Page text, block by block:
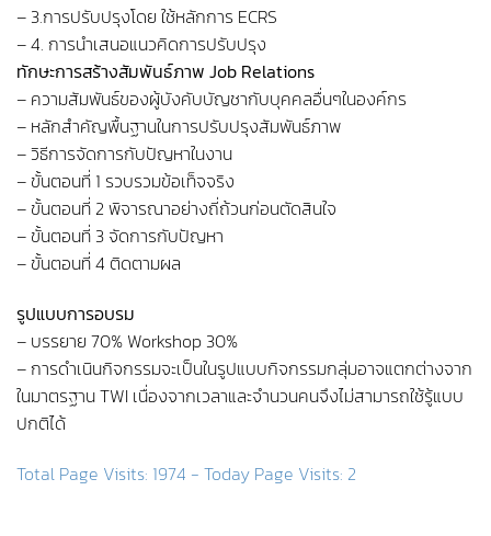
– 3.การปรับปรุงโดย ใช้หลักการ ECRS
– 4. การนำเสนอแนวคิดการปรับปรุง
ทักษะการสร้างสัมพันธ์ภาพ Job Relations
– ความสัมพันธ์ของผู้บังคับบัญชากับบุคคลอื่นๆในองค์กร
– หลักสำคัญพื้นฐานในการปรับปรุงสัมพันธ์ภาพ
– วิธีการจัดการกับปัญหาในงาน
– ขั้นตอนที่ 1 รวบรวมข้อเท็จจริง
– ขั้นตอนที่ 2 พิจารณาอย่างถี่ถ้วนก่อนตัดสินใจ
– ขั้นตอนที่ 3 จัดการกับปัญหา
– ขั้นตอนที่ 4 ติดตามผล
รูปแบบการอบรม
– บรรยาย 70% Workshop 30%
– การดำเนินกิจกรรมจะเป็นในรูปแบบกิจกรรมกลุ่มอาจแตกต่างจาก
ในมาตรฐาน TWI เนื่องจากเวลาและจำนวนคนจึงไม่สามารถใช้รู้แบบ
ปกติได้
Total Page Visits: 1974 - Today Page Visits: 2